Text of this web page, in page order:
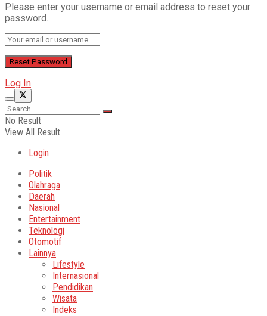
Please enter your username or email address to reset your
password.
Log In
No Result
View All Result
Login
Politik
Olahraga
Daerah
Nasional
Entertainment
Teknologi
Otomotif
Lainnya
Lifestyle
Internasional
Pendidikan
Wisata
Indeks